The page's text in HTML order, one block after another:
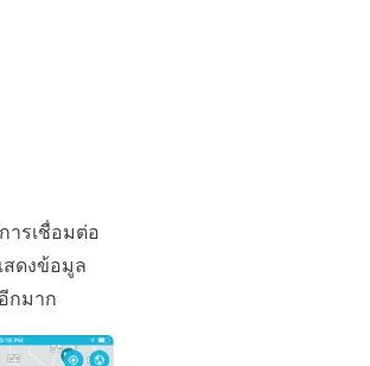
ารเชื่อมต่อ
สดงข้อมูล
กมาก